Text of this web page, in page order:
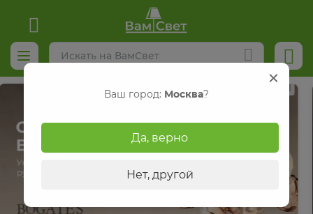
Ваш город: Москва?
Да, верно
Нет, другой